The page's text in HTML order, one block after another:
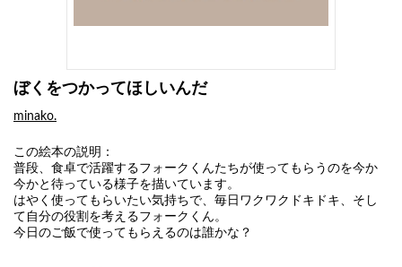
ぼくをつかってほしいんだ
minako.
この絵本の説明：
普段、食卓で活躍するフォークくんたちが使ってもらうのを今か
今かと待っている様子を描いています。
はやく使ってもらいたい気持ちで、毎日ワクワクドキドキ、そし
て自分の役割を考えるフォークくん。
今日のご飯で使ってもらえるのは誰かな？